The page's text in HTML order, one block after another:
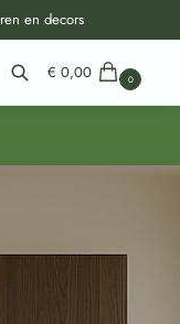
en decors
€ 0,00 0